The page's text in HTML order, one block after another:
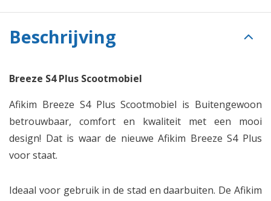
Beschrijving
Breeze S4 Plus Scootmobiel
Afikim Breeze S4 Plus Scootmobiel is Buitengewoon
betrouwbaar, comfort en kwaliteit met een mooi
design! Dat is waar de nieuwe Afikim Breeze S4 Plus
voor staat.
Ideaal voor gebruik in de stad en daarbuiten. De Afikim